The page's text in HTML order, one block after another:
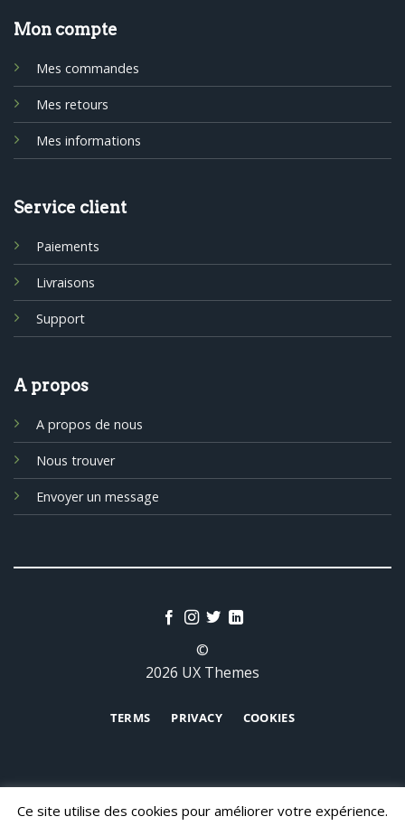
Mon compte
Mes commandes
Mes retours
Mes informations
Service client
Paiements
Livraisons
Support
A propos
A propos de nous
Nous trouver
Envoyer un message
©
2026 UX Themes
TERMS PRIVACY COOKIES
Ce site utilise des cookies pour améliorer votre expérience.